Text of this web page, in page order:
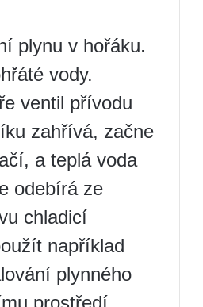
plynu v hořáku.
vody.
ventil přívodu
zahřívá, začne
a teplá voda
odebírá ze
chladicí
například
plynného
prostředí.